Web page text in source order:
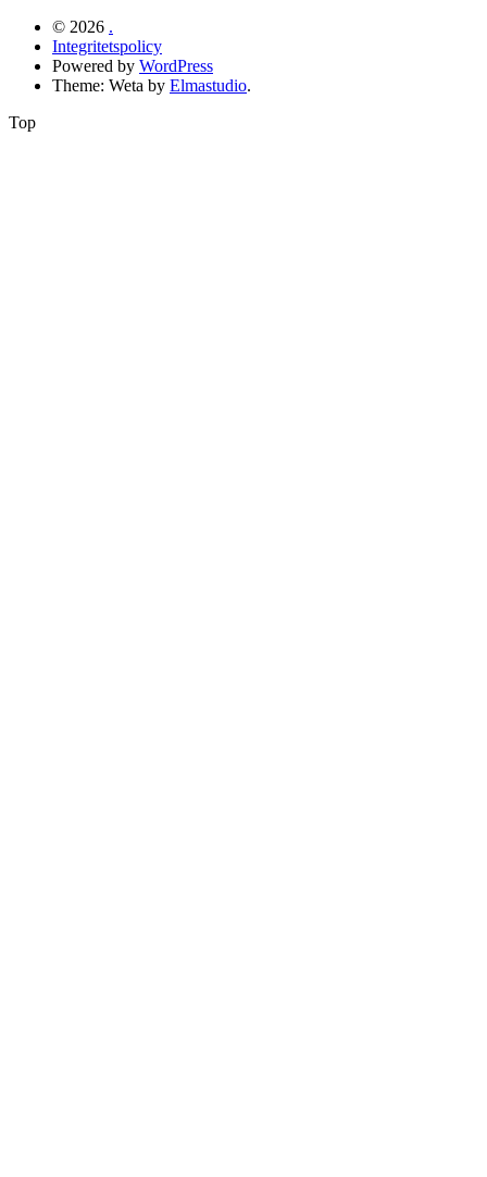
© 2026 .
Integritetspolicy
Powered by WordPress
Theme: Weta by Elmastudio.
Top